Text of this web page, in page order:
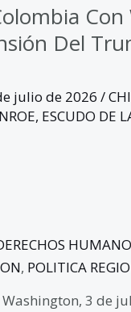
Del
julio de 2026 /
, ESCUDO DE
, POLITICA
3 de